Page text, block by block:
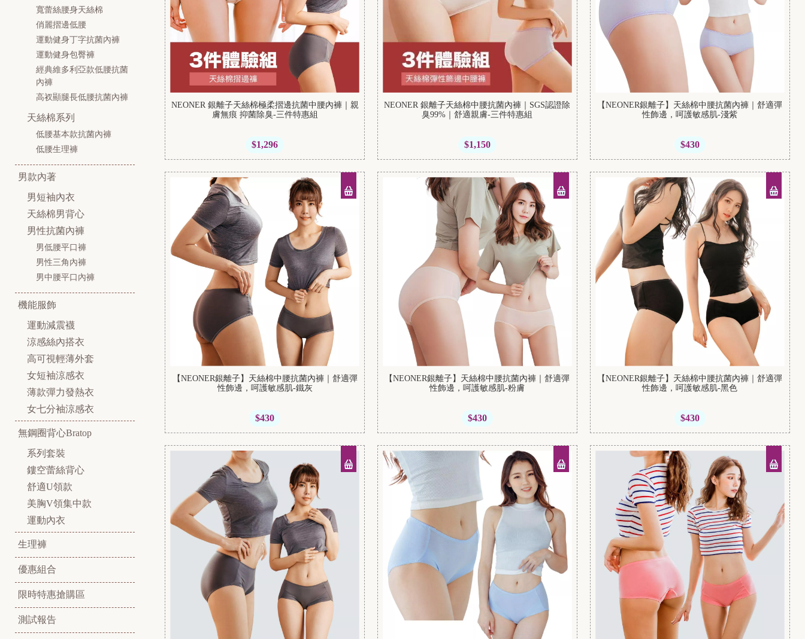
寬蕾絲腰身天絲棉
俏麗摺邊低腰
運動健身丁字抗菌內褲
運動健身包臀褲
經典維多利亞款低腰抗菌
內褲
高衩顯腿長低腰抗菌內褲
天絲棉系列
低腰基本款抗菌內褲
低腰生理褲
男款內著
男短袖內衣
天絲棉男背心
男性抗菌內褲
男低腰平口褲
男性三角內褲
男中腰平口內褲
機能服飾
運動減震襪
涼感絲內搭衣
高可視輕薄外套
女短袖涼感衣
薄款彈力發熱衣
女七分袖涼感衣
無鋼圈背心Bratop
系列套裝
鏤空蕾絲背心
舒適U領款
美胸V領集中款
運動內衣
生理褲
優惠組合
限時特惠搶購區
測試報告
NEONER 銀離子天絲棉極柔摺邊抗菌中腰內褲｜親
膚無痕 抑菌除臭-三件特惠組
$1,296
NEONER 銀離子天絲棉中腰抗菌內褲｜SGS認證除
臭99%｜舒適親膚-三件特惠組
$1,150
【NEONER銀離子】天絲棉中腰抗菌內褲｜舒適彈
性飾邊，呵護敏感肌-淺紫
$430
【NEONER銀離子】天絲棉中腰抗菌內褲｜舒適彈
性飾邊，呵護敏感肌-鐵灰
$430
【NEONER銀離子】天絲棉中腰抗菌內褲｜舒適彈
性飾邊，呵護敏感肌-粉膚
$430
【NEONER銀離子】天絲棉中腰抗菌內褲｜舒適彈
性飾邊，呵護敏感肌-黑色
$430